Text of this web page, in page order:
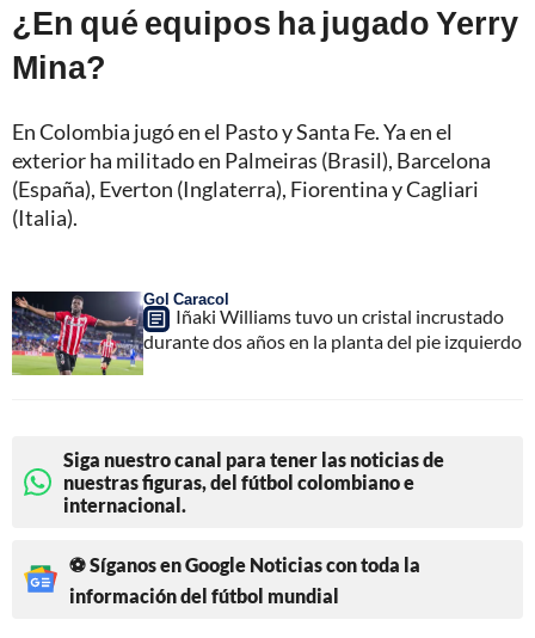
¿En qué equipos ha jugado Yerry
Mina?
En Colombia jugó en el Pasto y Santa Fe. Ya en el
exterior ha militado en Palmeiras (Brasil), Barcelona
(España), Everton (Inglaterra), Fiorentina y Cagliari
(Italia).
Gol Caracol
Iñaki Williams tuvo un cristal incrustado
durante dos años en la planta del pie izquierdo
Siga nuestro canal para tener las noticias de
nuestras figuras, del fútbol colombiano e
internacional.
⚽ Síganos en Google Noticias con toda la
información del fútbol mundial